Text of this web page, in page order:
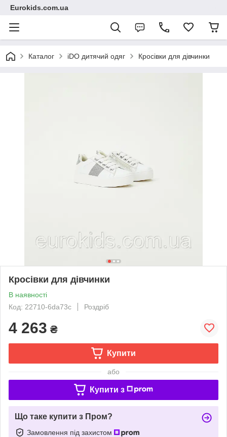
Eurokids.com.ua
Каталог iDO дитячий одяг Кросівки для дівчинки
Кросівки для дівчинки
В наявності
Код: 22710-6da73c
Роздріб
4 263 ₴
Купити
або
Купити з
Що таке купити з Пром?
Замовлення під захистом